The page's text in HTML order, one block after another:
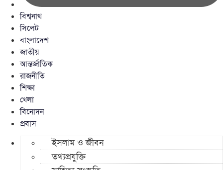
বিশ্বনাথ
সিলেট
বাংলাদেশ
জাতীয়
আন্তর্জাতিক
রাজনীতি
শিক্ষা
খেলা
বিনোদন
প্রবাস
ইসলাম ও জীবন
তথ্যপ্রযুক্তি